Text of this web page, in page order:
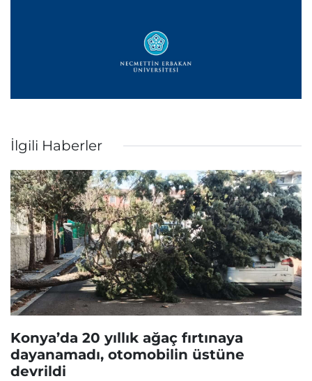
İlgili Haberler
Konya’da 20 yıllık ağaç fırtınaya
dayanamadı, otomobilin üstüne
devrildi